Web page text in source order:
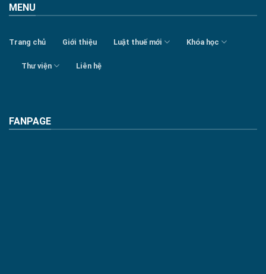
MENU
Trang chủ Giới thiệu Luật thuế mới Khóa học
Thư viện Liên hệ
FANPAGE